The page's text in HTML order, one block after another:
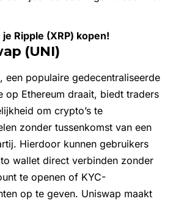
Ripple (XRP) kopen!
(UNI)
, een populaire gedecentraliseerde
op Ethereum draait, biedt traders
om crypto’s te
zonder tussenkomst van een
Hierdoor kunnen gebruikers
wallet direct verbinden zonder
te openen of KYC-
op te geven. Uniswap maakt